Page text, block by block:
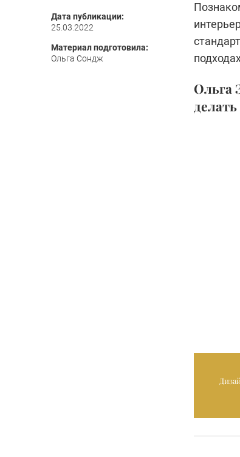
Дата публикации:
25.03.2022
Материал подготовила:
Ольга Сондж
Ольга